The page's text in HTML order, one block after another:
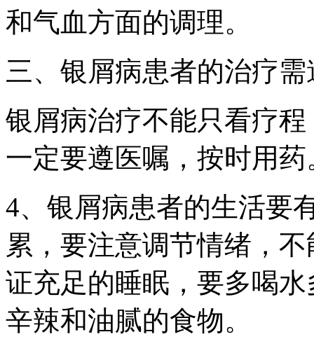
和气血方面的调理。
三、银屑病患者的治疗
银屑病治疗不能只看疗
一定要遵医嘱，按时用药
4、银屑病患者的生活要
累，要注意调节情绪，
证充足的睡眠，要多喝
辛辣和油腻的食物。